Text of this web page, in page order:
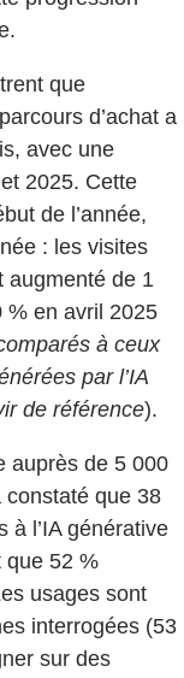
que
d’achat a
avec une
2025. Cette
de l’année,
: les visites
augmenté de 1
% en avril 2025
à ceux
par l’IA
de référence).
auprès de 5 000
constaté que 38
à l’IA générative
que 52 %
usages sont
interrogées (53
sur des